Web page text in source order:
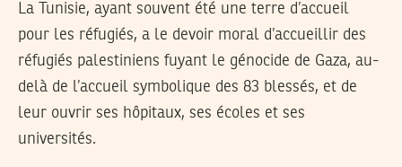
La Tunisie, ayant souvent été une terre d’accueil
pour les réfugiés, a le devoir moral d’accueillir des
réfugiés palestiniens fuyant le génocide de Gaza, au-
delà de l’accueil symbolique des 83 blessés, et de
leur ouvrir ses hôpitaux, ses écoles et ses
universités.